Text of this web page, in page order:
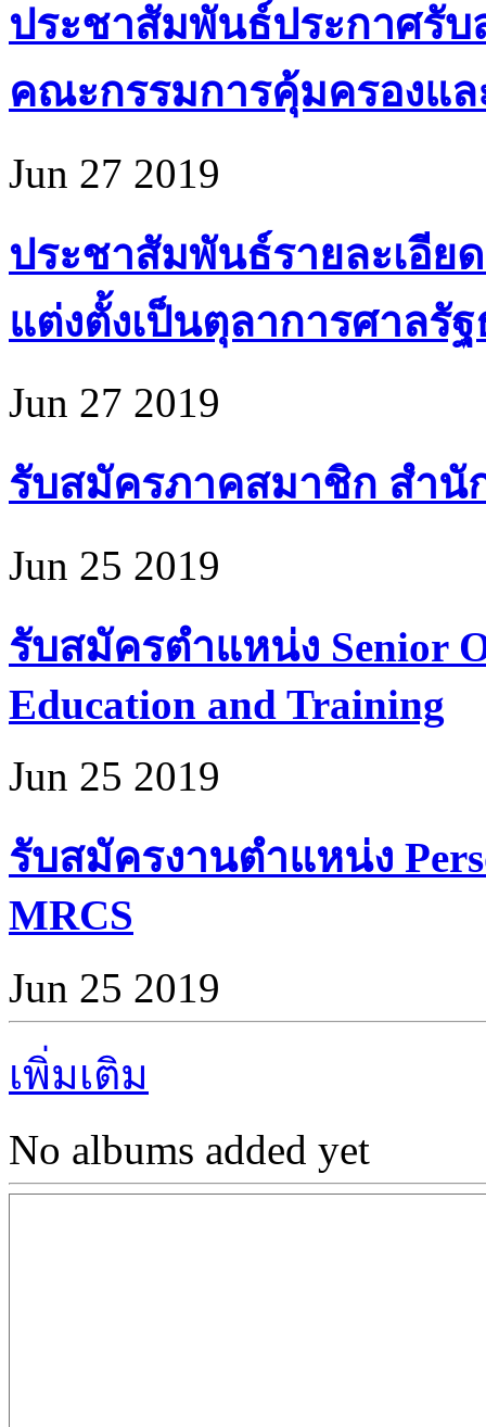
ประชาสัมพันธ์ประกาศรั
คณะกรรมการคุ้มครองแ
Jun 27 2019
ประชาสัมพันธ์รายละเอีย
แต่งตั้งเป็นตุลาการศาลรั
Jun 27 2019
รับสมัครภาคสมาชิก สำนั
Jun 25 2019
รับสมัครตำแหน่ง Senior
Education and Training
Jun 25 2019
รับสมัครงานตำแหน่ง
MRCS
Jun 25 2019
เพิ่มเติม
No albums added yet